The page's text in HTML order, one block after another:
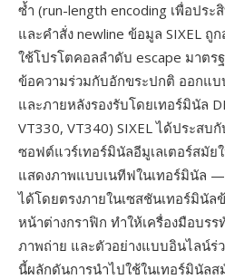
ซ้ำ (run-length encoding เพื่อปร
และคำสั่ง newline ข้อมูล SIXEL ถู
ใช้โปรโตคอลลำดับ escape มาตร
ข้อความร่วมกับอักขระปกติ ออกแบ
และภายหลังรองรับโดยเทอร์มินัล
VT330, VT340) SIXEL ได้ประสบ
ซอฟต์แวร์เทอร์มินัลอีมูเลเตอร์สมั
แสดงภาพแบบเนทีฟในเทอร์มินัล —
ได้โดยตรงภายในเซสชันเทอร์มินั
หน้าต่างกราฟิก ทำให้เครื่องมือบร
ภาพถ่าย และตัวอย่างแบบอินไลน์ร่
นี้ผลักดันการนำไปใช้ในเทอร์มินัลส